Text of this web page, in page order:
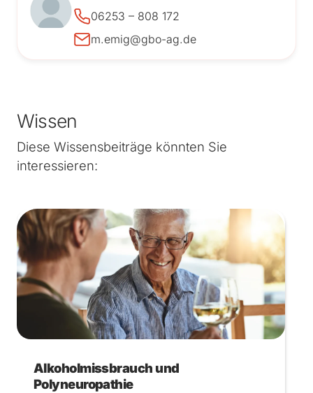
06253 – 808 172
m.emig@gbo-ag.de
Wissen
Diese Wissensbeiträge könnten Sie
interessieren:
Alkoholmissbrauch und
Polyneuropathie